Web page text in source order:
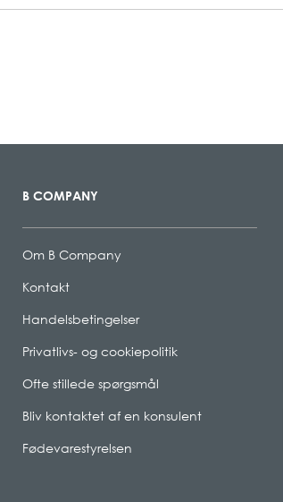
B COMPANY
Om B Company
Kontakt
Handelsbetingelser
Privatlivs- og cookiepolitik
Ofte stillede spørgsmål
Bliv kontaktet af en konsulent
Fødevarestyrelsen